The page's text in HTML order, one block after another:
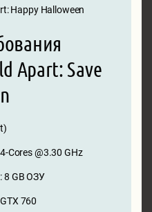
Happy Halloween
Apart: Save
Cores @3.30 GHz
8 GB ОЗУ
760